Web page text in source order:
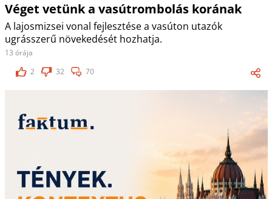
Véget vetünk a vasútrombolás korának
A lajosmizsei vonal fejlesztése a vasúton utazók
ugrásszerű növekedését hozhatja.
13 órája
2
32 70